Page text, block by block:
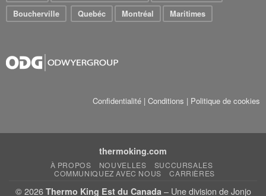
Boucherville
Quebéc Montréal Maritimes
Confidentialité | Conditions | Politique de cookies
thermoking.com
À PROPOS NOUVELLES
SUCCURSALES
COMMUNIQUEZ AVEC NOUS
CARRIÈRES
© 2026 Thermo King Est du Canada – Une division de Jonjo